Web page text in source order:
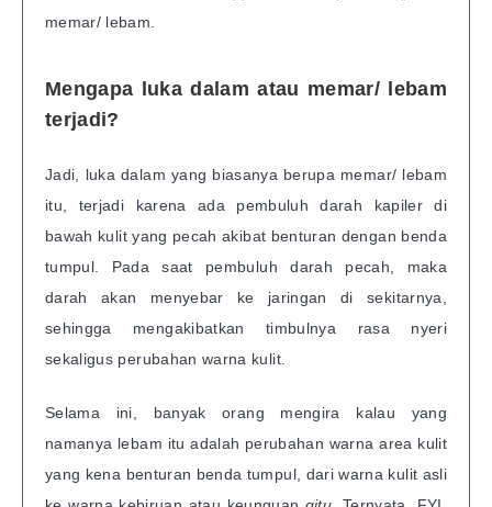
memar/ lebam.
Mengapa luka dalam atau memar/ lebam
terjadi?
Jadi, luka dalam yang biasanya berupa memar/ lebam
itu, terjadi karena ada pembuluh darah kapiler di
bawah kulit yang pecah akibat benturan dengan benda
tumpul. Pada saat pembuluh darah pecah, maka
darah akan menyebar ke jaringan di sekitarnya,
sehingga mengakibatkan timbulnya rasa nyeri
sekaligus perubahan warna kulit.
Selama ini, banyak orang mengira kalau yang
namanya lebam itu adalah perubahan warna area kulit
yang kena benturan benda tumpul, dari warna kulit asli